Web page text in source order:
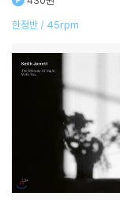
한정반 / 45rpm